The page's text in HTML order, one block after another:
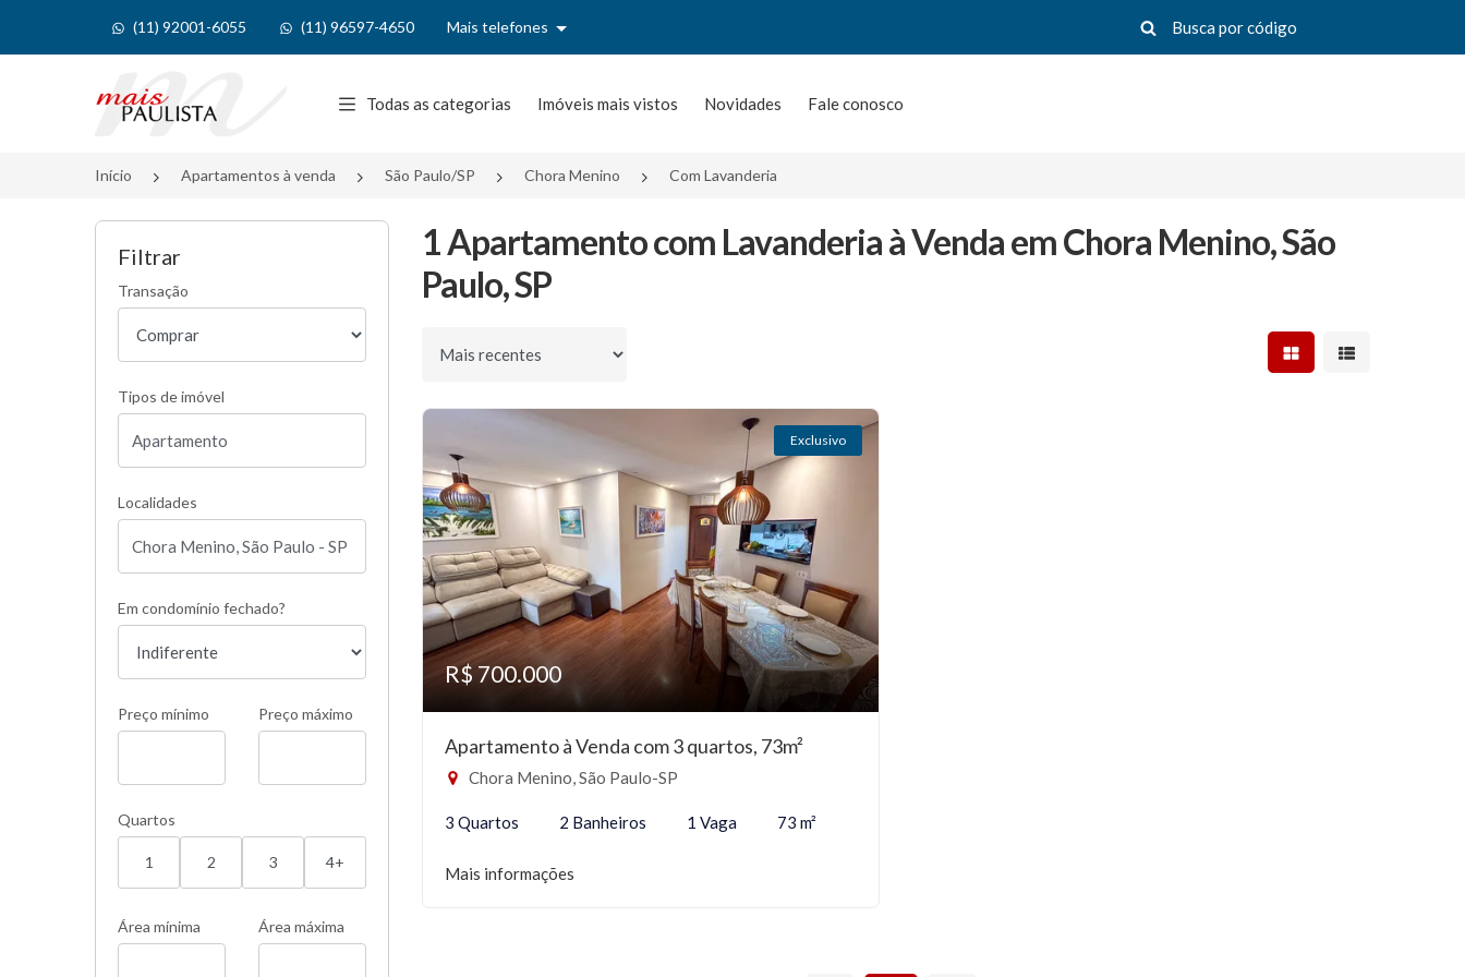
(11) 92001-6055 (11) 96597-4650 Mais telefones
Página inicial
Todas as categorias Imóveis mais vistos Novidades Fale conosco
Início Apartamentos à venda São Paulo/SP Chora Menino Com Lavanderia
Filtrar
Transação
Tipos de imóvel
Localidades
Em condomínio fechado?
Preço mínimo Preço máximo
Quartos
1 2 3 4+
Área mínima Área máxima
1 Apartamento com Lavanderia à Venda em Chora Menino, São
Paulo, SP
Ordenar por Mostrar resultados em
Mostrar
Exclusivo
R$ 700.000
Apartamento à Venda com 3 quartos, 73m²
Chora Menino, São Paulo-SP
3 Quartos 2 Banheiros 1 Vaga 73 m²
Mais informações